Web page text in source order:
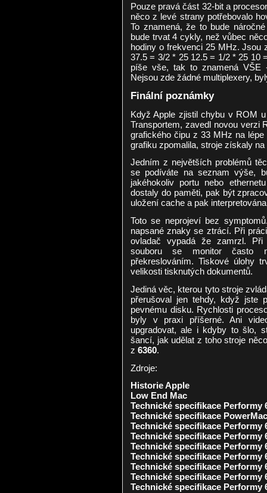
Pouze pravá část 32-bit a
něco z levé strany potřebovalo
To znamená, že to bude
bude trvat 4 cykly, než vůbec
hodiny o frekvenci 25 MHz. Jsou
37.5 = 3/2 * 25 12.5 = 1/2 * 25 10
píše vše, tak to znamená VŠE
Nejsou zde žádné multiplexery,
Finální poznámky
Když Apple zjistil chybu v ROM
Transportem, zavedl novou verzi
grafického čipu z 33 MHz na
grafiku zpomalila, stroje získaly na
Jedním z největších problémů
se podíváte na seznam výše,
jakéhokoliv portu nebo
dostaly do paměti, pak být
uložení cache a pak
Toto se neprojeví bez
napsané znaky se ztrácí. Při
ovladač vypadá že zamrzl.
souboru se monitor často
překreslováním. Tiskové úlohy
velikosti tisknutých dokumentů.
Jediná věc, kterou tyto stroje
přerušoval jen tehdy, když jste
pevnému disku. Rychlosti
byly v praxi příšerné. Ani
upgradovat, ale i kdyby to šlo,
šancí, jak udělat z toho stroje
z 6360.
Zdroje:
Historie Apple
Low End Mac
Technické specifikace Performy
Technické specifikace
Technické specifikace Performy
Technické specifikace Performy
Technické specifikace Performy
Technické specifikace Performy
Technické specifikace Performy
Technické specifikace Performy
Technické specifikace Performy